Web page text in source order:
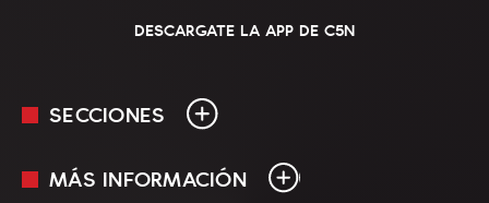
DESCARGATE LA APP DE C5N
SECCIONES
En Vivo
MÁS INFORMACIÓN